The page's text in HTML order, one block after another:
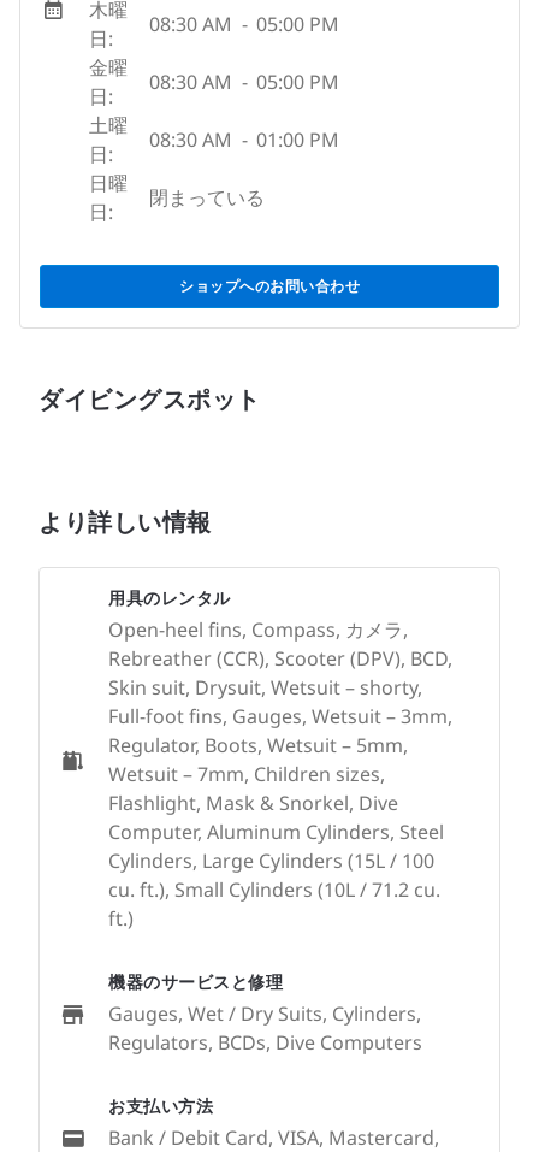
木曜
日:
08:30 AM - 05:00 PM
金曜
日:
08:30 AM - 05:00 PM
土曜
日:
08:30 AM - 01:00 PM
日曜
日:
閉まっている
ショップへのお問い合わせ
ダイビングスポット
より詳しい情報
用具のレンタル
Open-heel fins, Compass, カメラ,
Rebreather (CCR), Scooter (DPV), BCD,
Skin suit, Drysuit, Wetsuit – shorty,
Full-foot fins, Gauges, Wetsuit – 3mm,
Regulator, Boots, Wetsuit – 5mm,
Wetsuit – 7mm, Children sizes,
Flashlight, Mask & Snorkel, Dive
Computer, Aluminum Cylinders, Steel
Cylinders, Large Cylinders (15L / 100
cu. ft.), Small Cylinders (10L / 71.2 cu.
ft.)
機器のサービスと修理
Gauges, Wet / Dry Suits, Cylinders,
Regulators, BCDs, Dive Computers
お支払い方法
Bank / Debit Card, VISA, Mastercard,